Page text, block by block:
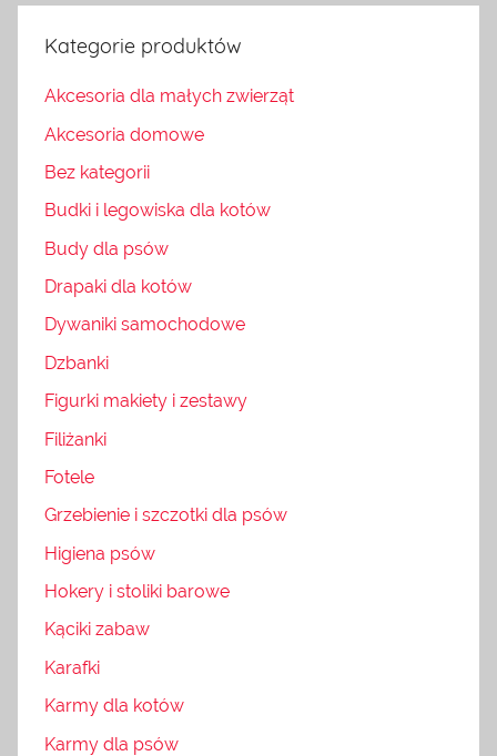
Kategorie produktów
Akcesoria dla małych zwierząt
Akcesoria domowe
Bez kategorii
Budki i legowiska dla kotów
Budy dla psów
Drapaki dla kotów
Dywaniki samochodowe
Dzbanki
Figurki makiety i zestawy
Filiżanki
Fotele
Grzebienie i szczotki dla psów
Higiena psów
Hokery i stoliki barowe
Kąciki zabaw
Karafki
Karmy dla kotów
Karmy dla psów